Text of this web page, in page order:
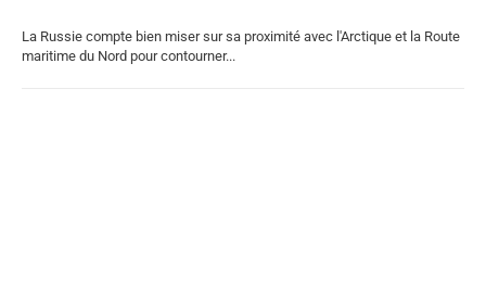
La Russie compte bien miser sur sa proximité avec l'Arctique et la Route
maritime du Nord pour contourner...